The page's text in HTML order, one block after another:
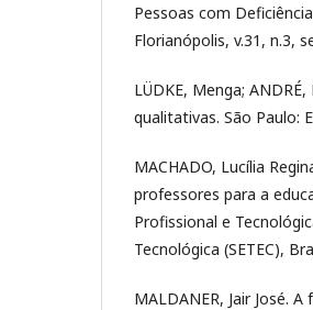
Pessoas com
Florianópolis, v.31, n.3,
LÜDKE, Menga;
qualitativas. São Paulo:
MACHADO, Lucília
professores para a
Profissional e
Tecnológica (SETEC),
MALDANER, Jair José.